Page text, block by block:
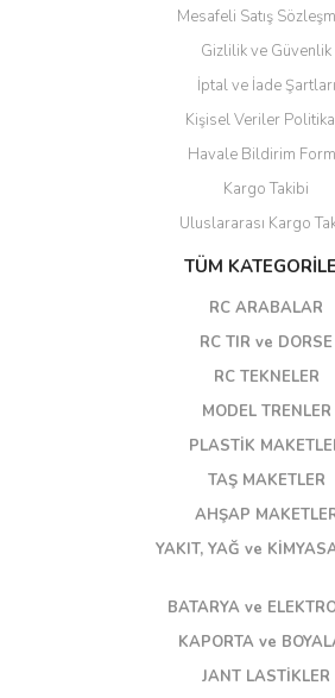
Mesafeli Satış
Gizlilik ve Güvenlik
İptal ve İade Şartları
Kişisel Veriler
Havale Bildirim
Kargo Takibi
Uluslararası Kargo
TÜM
RC ARABALAR
RC TIR ve DORSE
RC TEKNELER
MODEL TRENLER
PLASTİK
TAŞ MAKETLER
AHŞAP
YAKIT, YAĞ ve
BATARYA ve
KAPORTA ve
JANT LASTİKLER